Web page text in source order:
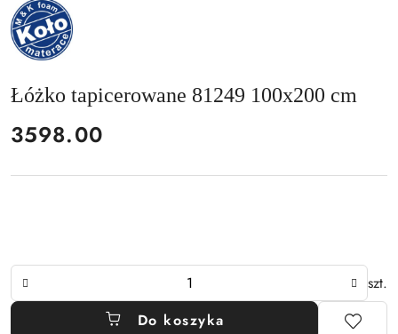
NAZWA
PRODUCENTA:
MKFOAM
Łóżko tapicerowane 81249 100x200 cm
cena:
3598.00
szt.
Do koszyka